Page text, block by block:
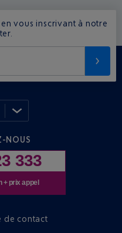
vous inscrivant à notre
NOUS
333
+ prix appel
de contact